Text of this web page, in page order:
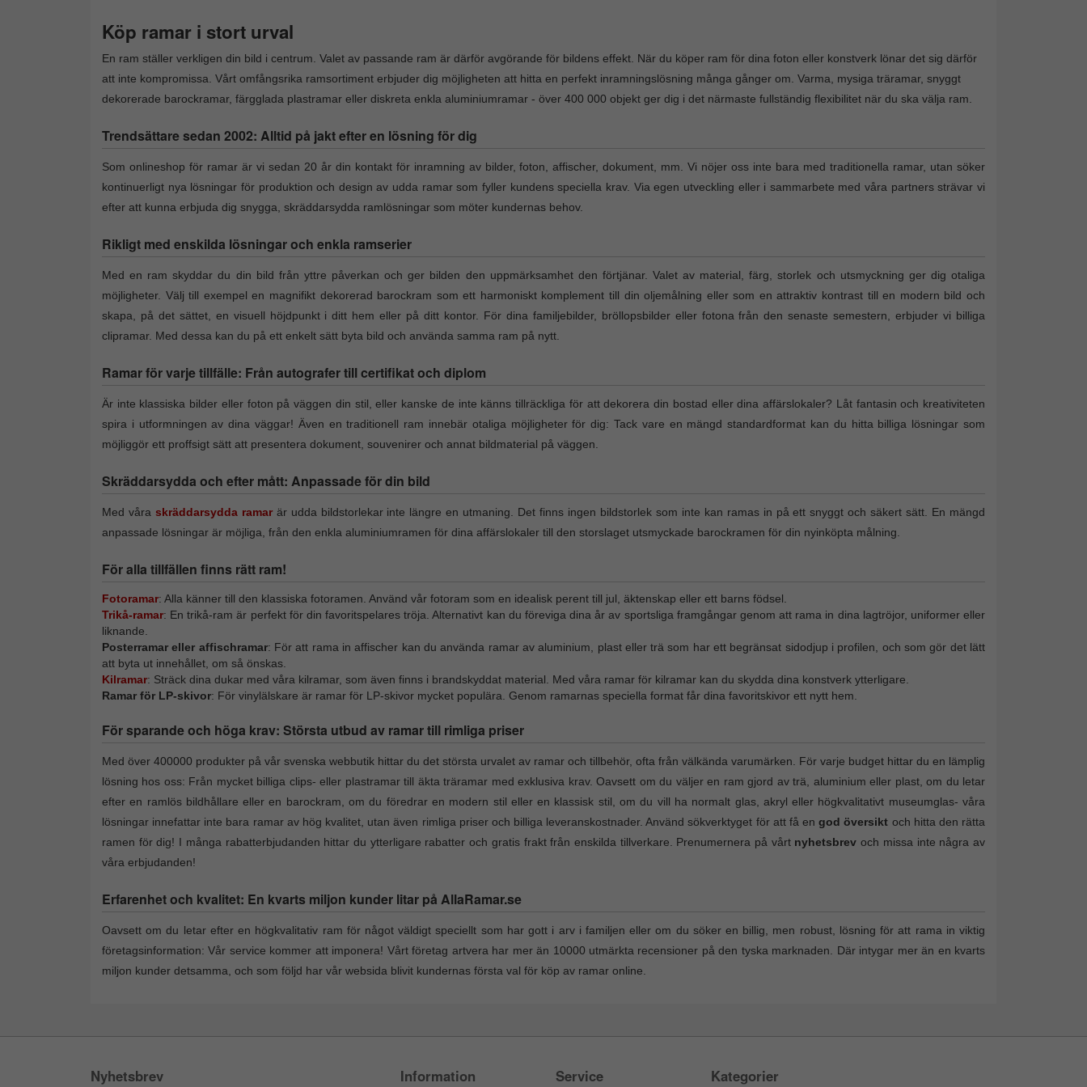
Köp ramar i stort urval
En ram ställer verkligen din bild i centrum. Valet av passande ram är därför avgörande för bildens effekt. När du köper ram för dina foton eller konstverk lönar det sig därför
att inte kompromissa. Vårt omfångsrika ramsortiment erbjuder dig möjligheten att hitta en perfekt inramningslösning många gånger om. Varma, mysiga träramar, snyggt
dekorerade barockramar, färgglada plastramar eller diskreta enkla aluminiumramar - över 400 000 objekt ger dig i det närmaste fullständig flexibilitet när du ska välja ram.
Trendsättare sedan 2002: Alltid på jakt efter en lösning för dig
Som onlineshop för ramar är vi sedan 20 år din kontakt för inramning av bilder, foton, affischer, dokument, mm. Vi nöjer oss inte bara med traditionella ramar, utan söker
kontinuerligt nya lösningar för produktion och design av udda ramar som fyller kundens speciella krav. Via egen utveckling eller i sammarbete med våra partners strävar vi
efter att kunna erbjuda dig snygga, skräddarsydda ramlösningar som möter kundernas behov.
Rikligt med enskilda lösningar och enkla ramserier
Med en ram skyddar du din bild från yttre påverkan och ger bilden den uppmärksamhet den förtjänar. Valet av material, färg, storlek och utsmyckning ger dig otaliga
möjligheter. Välj till exempel en magnifikt dekorerad barockram som ett harmoniskt komplement till din oljemålning eller som en attraktiv kontrast till en modern bild och
skapa, på det sättet, en visuell höjdpunkt i ditt hem eller på ditt kontor. För dina familjebilder, bröllopsbilder eller fotona från den senaste semestern, erbjuder vi billiga
clipramar. Med dessa kan du på ett enkelt sätt byta bild och använda samma ram på nytt.
Ramar för varje tillfälle: Från autografer till certifikat och diplom
Är inte klassiska bilder eller foton på väggen din stil, eller kanske de inte känns tillräckliga för att dekorera din bostad eller dina affärslokaler? Låt fantasin och kreativiteten
spira i utformningen av dina väggar! Även en traditionell ram innebär otaliga möjligheter för dig: Tack vare en mängd standardformat kan du hitta billiga lösningar som
möjliggör ett proffsigt sätt att presentera dokument, souvenirer och annat bildmaterial på väggen.
Skräddarsydda och efter mått: Anpassade för din bild
Med våra skräddarsydda ramar är udda bildstorlekar inte längre en utmaning. Det finns ingen bildstorlek som inte kan ramas in på ett snyggt och säkert sätt. En mängd
anpassade lösningar är möjliga, från den enkla aluminiumramen för dina affärslokaler till den storslaget utsmyckade barockramen för din nyinköpta målning.
För alla tillfällen finns rätt ram!
Fotoramar: Alla känner till den klassiska fotoramen. Använd vår fotoram som en idealisk perent till jul, äktenskap eller ett barns födsel.
Trikå-ramar: En trikå-ram är perfekt för din favoritspelares tröja. Alternativt kan du föreviga dina år av sportsliga framgångar genom att rama in dina lagtröjor, uniformer eller
liknande.
Posterramar eller affischramar: För att rama in affischer kan du använda ramar av aluminium, plast eller trä som har ett begränsat sidodjup i profilen, och som gör det lätt
att byta ut innehållet, om så önskas.
Kilramar: Sträck dina dukar med våra kilramar, som även finns i brandskyddat material. Med våra ramar för kilramar kan du skydda dina konstverk ytterligare.
Ramar för LP-skivor: För vinylälskare är ramar för LP-skivor mycket populära. Genom ramarnas speciella format får dina favoritskivor ett nytt hem.
För sparande och höga krav: Största utbud av ramar till rimliga priser
Med över 400000 produkter på vår svenska webbutik hittar du det största urvalet av ramar och tillbehör, ofta från välkända varumärken. För varje budget hittar du en lämplig
lösning hos oss: Från mycket billiga clips- eller plastramar till äkta träramar med exklusiva krav. Oavsett om du väljer en ram gjord av trä, aluminium eller plast, om du letar
efter en ramlös bildhållare eller en barockram, om du föredrar en modern stil eller en klassisk stil, om du vill ha normalt glas, akryl eller högkvalitativt museumglas- våra
lösningar innefattar inte bara ramar av hög kvalitet, utan även rimliga priser och billiga leveranskostnader. Använd sökverktyget för att få engod översikt och hitta den rätta
ramen för dig! I många rabatterbjudanden hittar du ytterligare rabatter och gratis frakt från enskilda tillverkare. Prenumernera på vårt nyhetsbrev och missa inte några av
våra erbjudanden!
Erfarenhet och kvalitet: En kvarts miljon kunder litar på AllaRamar.se
Oavsett om du letar efter en högkvalitativ ram för något väldigt speciellt som har gott i arv i familjen eller om du söker en billig, men robust, lösning för att rama in viktig
företagsinformation: Vår service kommer att imponera! Vårt företag artvera har mer än 10000 utmärkta recensioner på den tyska marknaden. Där intygar mer än en kvarts
miljon kunder detsamma, och som följd har vår websida blivit kundernas första val för köp av ramar online.
Nyhetsbrev Information Service Kategorier